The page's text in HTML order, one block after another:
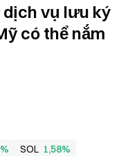
vụ lưu ký
có thể nắm
SOL 1,58%